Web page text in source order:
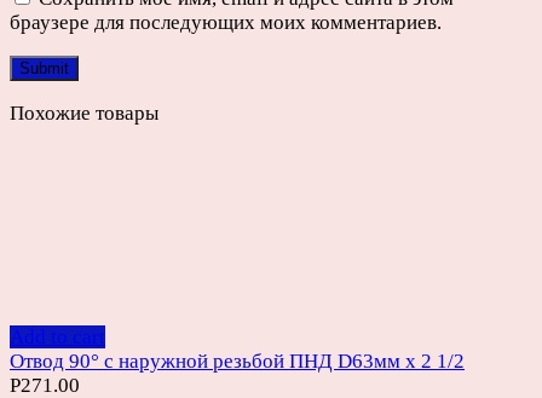
браузере для последующих моих комментариев.
Похожие товары
Add to cart
Отвод 90° с наружной резьбой ПНД D63мм х 2 1/2
Р271.00